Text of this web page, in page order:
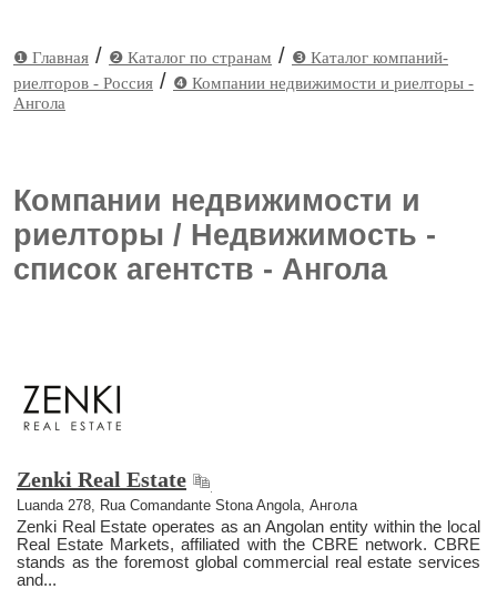
❶ Главная / ❷ Каталог по странам / ❸ Каталог компаний-
риелторов - Россия / ❹ Компании недвижимости и риелторы -
Ангола
Компании недвижимости и
риелторы / Недвижимость -
список агентств - Ангола
Zenki Real Estate
Luanda 278, Rua Comandante Stona Angola, Ангола
Zenki Real Estate operates as an Angolan entity within the local
Real Estate Markets, affiliated with the CBRE network. CBRE
stands as the foremost global commercial real estate services
and...